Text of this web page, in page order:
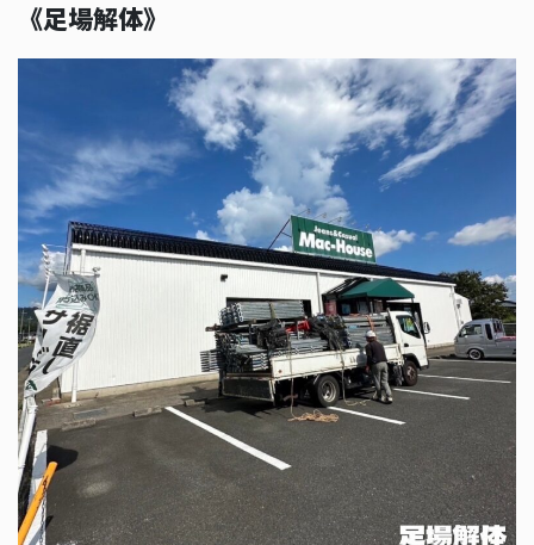
《足場解体》